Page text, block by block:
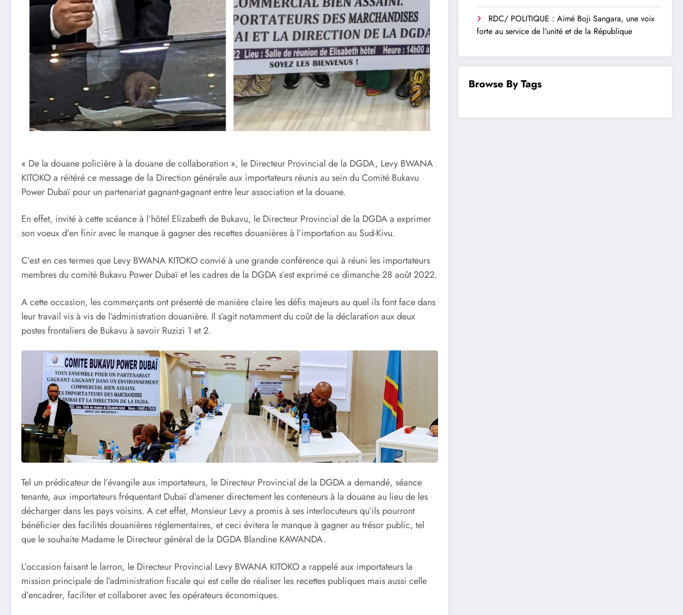
« De la douane policière à la douane de collaboration », le Directeur Provincial de la DGDA, Levy BWANA
KITOKO a réitéré ce message de la Direction générale aux importateurs réunis au sein du Comité Bukavu
Power Dubaï pour un partenariat gagnant-gagnant entre leur association et la douane.
En effet, invité à cette scéance à l’hôtel Elizabeth de Bukavu, le Directeur Provincial de la DGDA a exprimer
son voeux d’en finir avec le manque à gagner des recettes douanières à l’importation au Sud-Kivu.
C’est en ces termes que Levy BWANA KITOKO convié à une grande conférence qui à réuni les importateurs
membres du comité Bukavu Power Dubaï et les cadres de la DGDA s’est exprimé ce dimanche 28 août 2022.
A cette occasion, les commerçants ont présenté de manière claire les défis majeurs au quel ils font face dans
leur travail vis à vis de l’administration douanière. Il s’agit notamment du coût de la déclaration aux deux
postes frontaliers de Bukavu à savoir Ruzizi 1 et 2.
Tel un prédicateur de l’évangile aux importateurs, le Directeur Provincial de la DGDA a demandé, séance
tenante, aux importateurs fréquentant Dubaï d’amener directement les conteneurs à la douane au lieu de les
décharger dans les pays voisins. A cet effet, Monsieur Levy a promis à ses interlocuteurs qu’ils pourront
bénéficier des facilités douanières réglementaires, et ceci évitera le manque à gagner au trésor public, tel
que le souhaite Madame le Directeur général de la DGDA Blandine KAWANDA.
L’occasion faisant le larron, le Directeur Provincial Levy BWANA KITOKO a rappelé aux importateurs la
mission principale de l’administration fiscale qui est celle de réaliser les recettes publiques mais aussi celle
d’encadrer, faciliter et collaborer avec les opérateurs économiques.
RDC/ POLITIQUE : Aimé Boji Sangara, une voix
forte au service de l’unité et de la République
Browse By Tags